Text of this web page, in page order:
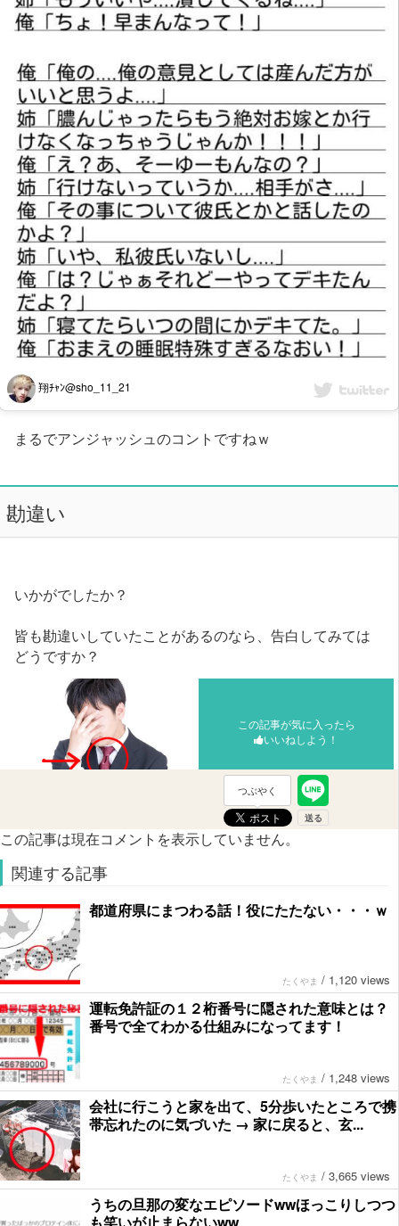
翔ﾁｬﾝ@sho_11_21
まるでアンジャッシュのコントですねｗ
勘違い
いかがでしたか？
皆も勘違いしていたことがあるのなら、告白してみては
どうですか？
この記事が気に入ったら
いいねしよう！
つぶやく
この記事は現在コメントを表示していません。
関連する記事
都道府県にまつわる話！役にたたない・・・ｗ
たくやま / 1,120 views
運転免許証の１２桁番号に隠された意味とは？
番号で全てわかる仕組みになってます！
たくやま / 1,248 views
会社に行こうと家を出て、5分歩いたところで携
帯忘れたのに気づいた → 家に戻ると、玄...
たくやま / 3,665 views
うちの旦那の変なエピソードwwほっこりしつつ